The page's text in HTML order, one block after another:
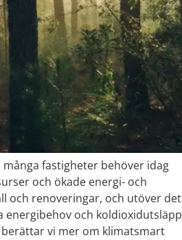
fastigheter behöver idag
och ökade energi- och
och renoveringar, och utöver
och
vi mer om klimatsmart